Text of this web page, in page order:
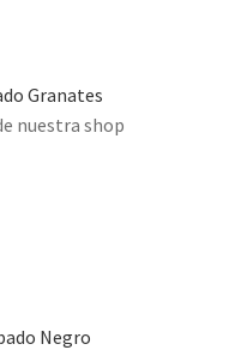
Granates
nuestra shop
Negro